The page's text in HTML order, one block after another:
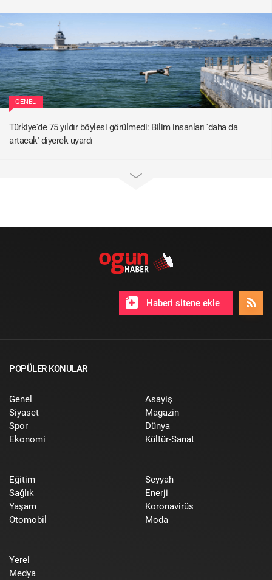
GENEL
Türkiye'de 75 yıldır böylesi görülmedi: Bilim insanları 'daha da
artacak' diyerek uyardı
Haberi sitene ekle
POPÜLER KONULAR
Genel
Siyaset
Spor
Ekonomi
Asayiş
Magazin
Dünya
Kültür-Sanat
Eğitim
Sağlık
Yaşam
Otomobil
Seyyah
Enerji
Koronavirüs
Moda
Yerel
Medya